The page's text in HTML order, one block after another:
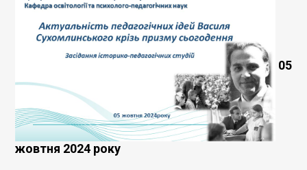
05
жовтня 2024 року